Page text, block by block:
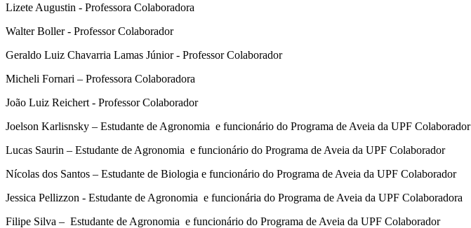
Lizete Augustin - Professora Colaboradora
Walter Boller - Professor Colaborador
Geraldo Luiz Chavarria Lamas Júnior - Professor Colaborador
Micheli Fornari – Professora Colaboradora
João Luiz Reichert - Professor Colaborador
Joelson Karlisnsky – Estudante de Agronomia e funcionário do Programa de Aveia da UPF Colaborador
Lucas Saurin – Estudante de Agronomia e funcionário do Programa de Aveia da UPF Colaborador
Nícolas dos Santos – Estudante de Biologia e funcionário do Programa de Aveia da UPF Colaborador
Jessica Pellizzon - Estudante de Agronomia e funcionária do Programa de Aveia da UPF Colaboradora
Filipe Silva – Estudante de Agronomia e funcionário do Programa de Aveia da UPF Colaborador